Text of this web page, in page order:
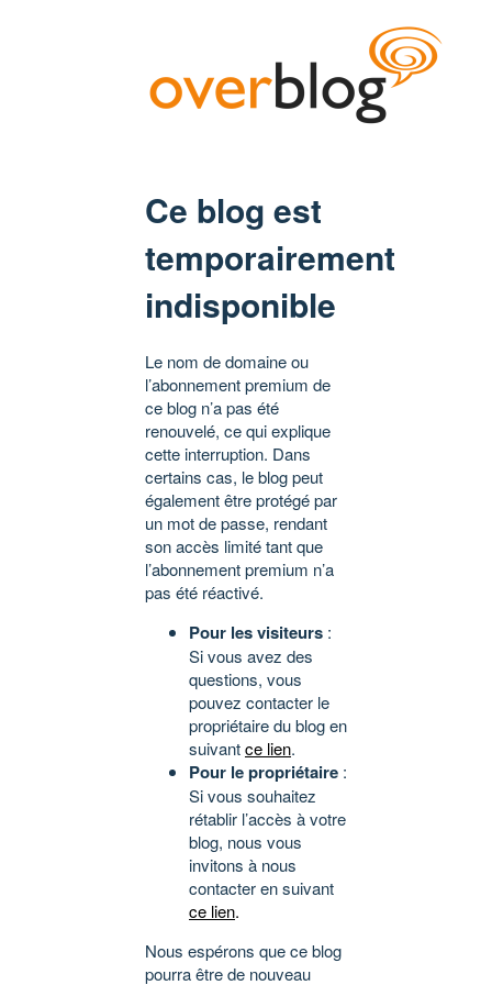
Ce blog est
temporairement
indisponible
Le nom de domaine ou
l’abonnement premium de
ce blog n’a pas été
renouvelé, ce qui explique
cette interruption. Dans
certains cas, le blog peut
également être protégé par
un mot de passe, rendant
son accès limité tant que
l’abonnement premium n’a
pas été réactivé.
Pour les visiteurs :
Si vous avez des
questions, vous
pouvez contacter le
propriétaire du blog en
suivantce lien.
Pour le propriétaire :
Si vous souhaitez
rétablir l’accès à votre
blog, nous vous
invitons à nous
contacter en suivant
ce lien.
Nous espérons que ce blog
pourra être de nouveau